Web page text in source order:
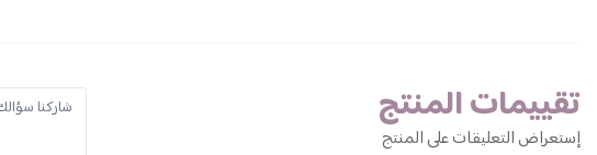
تقييمات المنتج
إستعراض التعليقات على المنتج